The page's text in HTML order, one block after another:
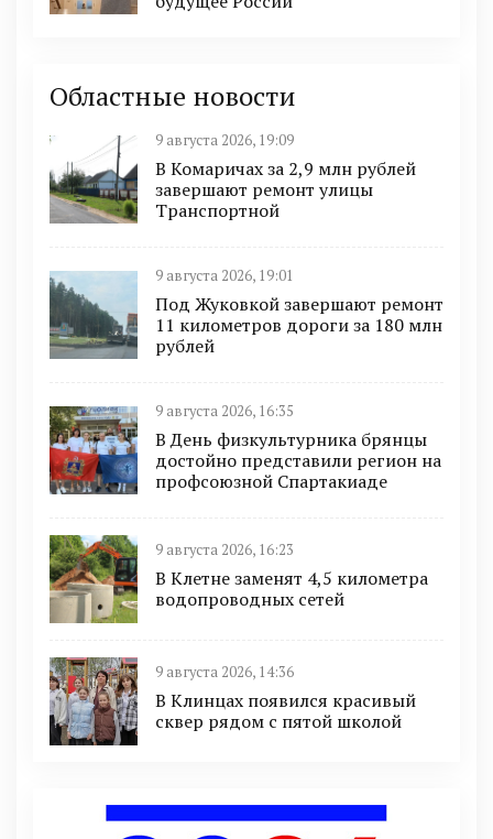
Областные новости
9 августа 2026, 19:09
В Комаричах за 2,9 млн рублей
завершают ремонт улицы
Транспортной
9 августа 2026, 19:01
Под Жуковкой завершают ремонт
11 километров дороги за 180 млн
рублей
9 августа 2026, 16:35
В День физкультурника брянцы
достойно представили регион на
профсоюзной Спартакиаде
9 августа 2026, 16:23
В Клетне заменят 4,5 километра
водопроводных сетей
9 августа 2026, 14:36
В Клинцах появился красивый
сквер рядом с пятой школой